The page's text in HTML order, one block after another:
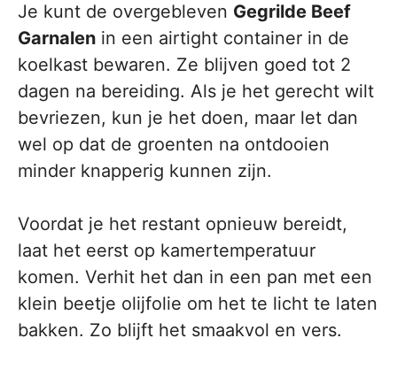
Je kunt de overgebleven Gegrilde Beef
Garnalen in een airtight container in de
koelkast bewaren. Ze blijven goed tot 2
dagen na bereiding. Als je het gerecht wilt
bevriezen, kun je het doen, maar let dan
wel op dat de groenten na ontdooien
minder knapperig kunnen zijn.
Voordat je het restant opnieuw bereidt,
laat het eerst op kamertemperatuur
komen. Verhit het dan in een pan met een
klein beetje olijfolie om het te licht te laten
bakken. Zo blijft het smaakvol en vers.